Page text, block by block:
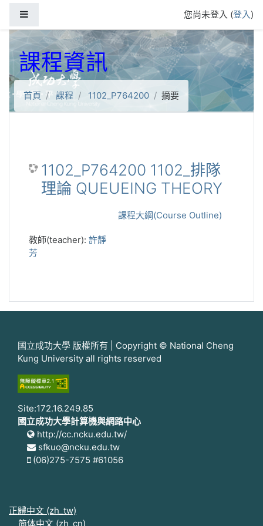
您尚未登入 (登入)
課程資訊
首頁 課程 1102_P764200 摘要
1102_P764200 1102_排隊
理論 QUEUEING THEORY
課程大綱(Course Outline)
教師(teacher): 許靜
芳
國立成功大學 版權所有 | Copyright © National Cheng
Kung University all rights reserved
Site:172.16.249.85
國立成功大學計算機與網路中心
http://cc.ncku.edu.tw/
sfkuo@ncku.edu.tw
(06)275-7575 #61056
正體中文 ‎(zh_tw)‎
简体中文 ‎(zh_cn)‎